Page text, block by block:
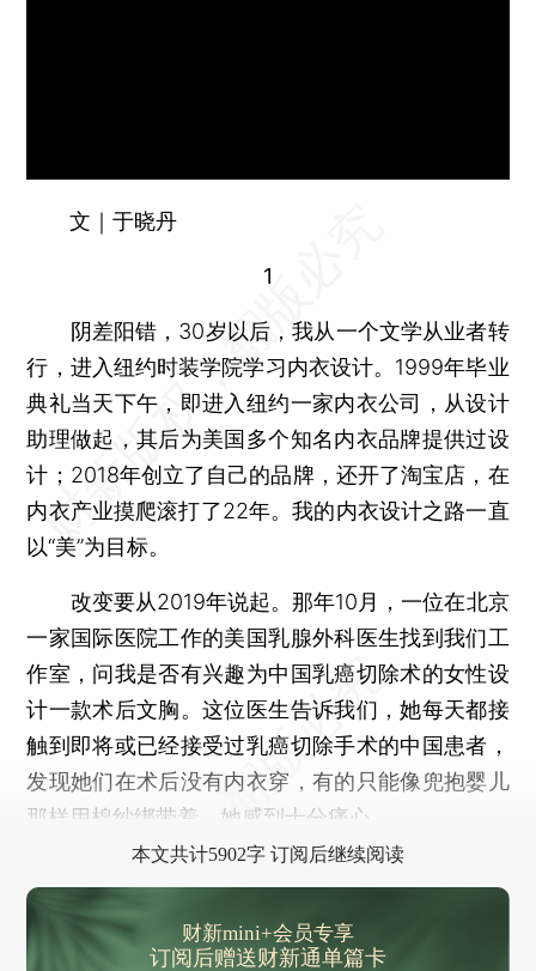
文｜于晓丹
1
阴差阳错，30岁以后，我从一个文学从业者转
行，进入纽约时装学院学习内衣设计。1999年毕业
典礼当天下午，即进入纽约一家内衣公司，从设计
助理做起，其后为美国多个知名内衣品牌提供过设
计；2018年创立了自己的品牌，还开了淘宝店，在
内衣产业摸爬滚打了22年。我的内衣设计之路一直
以“美”为目标。
改变要从2019年说起。那年10月，一位在北京
一家国际医院工作的美国乳腺外科医生找到我们工
作室，问我是否有兴趣为中国乳癌切除术的女性设
计一款术后文胸。这位医生告诉我们，她每天都接
触到即将或已经接受过乳癌切除手术的中国患者，
发现她们在术后没有内衣穿，有的只能像兜抱婴儿
那样用棉纱绑带着，她感到十分痛心。
本文共计5902字 订阅后继续阅读
财新mini+会员专享
订阅后赠送财新通单篇卡